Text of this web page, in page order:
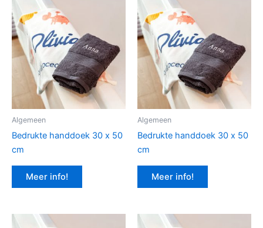
Algemeen
Bedrukte handdoek 30 x 50
cm
Meer info!
Algemeen
Bedrukte handdoek 30 x 50
cm
Meer info!